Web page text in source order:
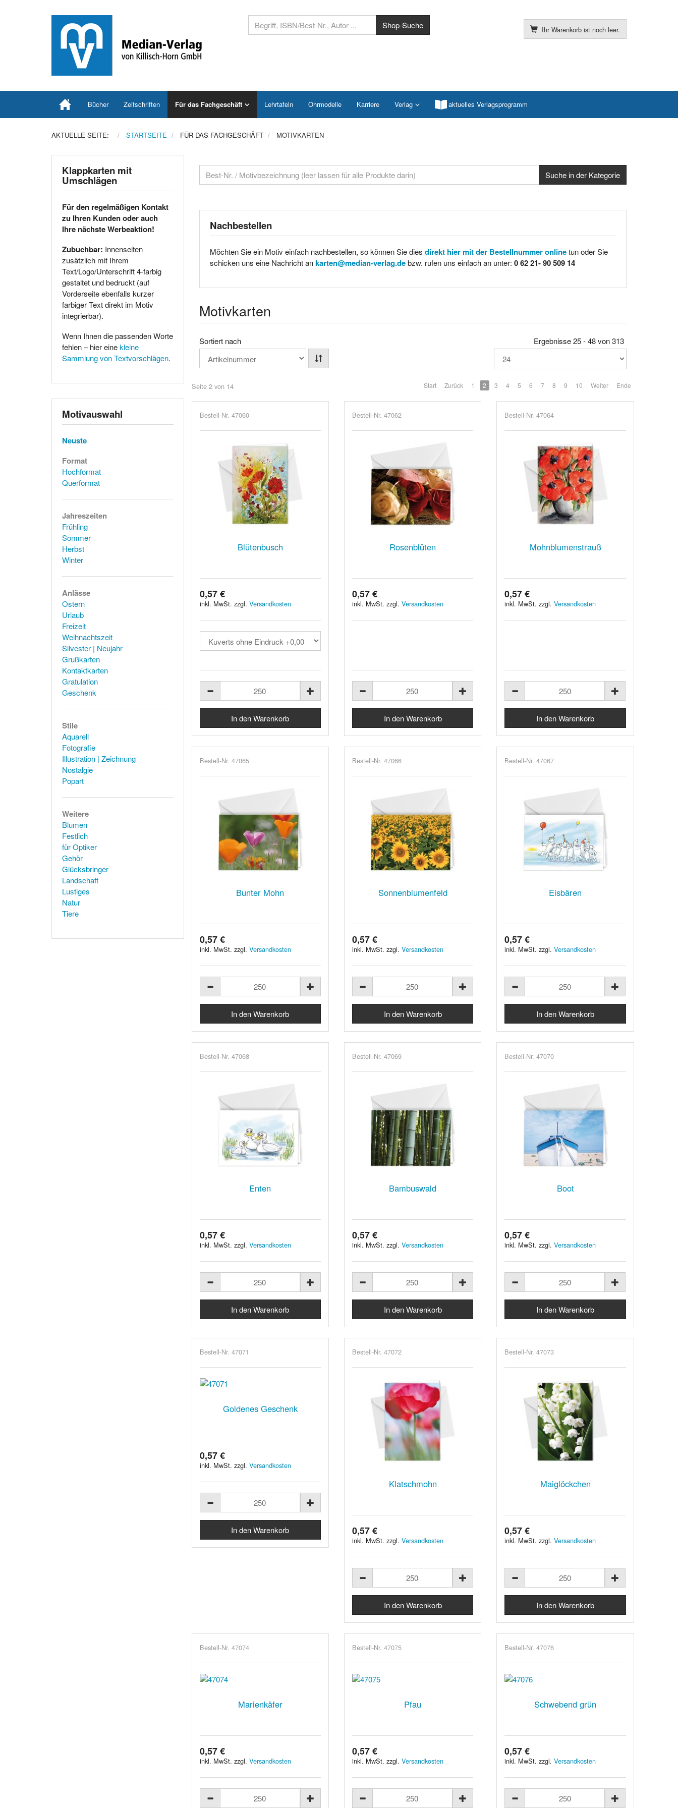
Ihr Warenkorb ist noch leer.
Bücher Zeitschriften Für das Fachgeschäft Lehrtafeln Ohrmodelle Karriere Verlag aktuelles Verlagsprogramm
AKTUELLE SEITE: STARTSEITE FÜR DAS FACHGESCHÄFT MOTIVKARTEN
Nachbestellen
Möchten Sie ein Motiv einfach nachbestellen, so können Sie dies direkt hier mit der Bestellnummer onlinetun oder Sie
schicken uns eine Nachricht ankarten@median-verlag.de bzw. rufen uns einfach an unter: 0 62 21- 90 509 14
Motivkarten
Sortiert nach Ergebnisse 25 - 48 von 313
Seite 2 von 14 Start Zurück 1 2 3 4 5 6 7 8 9 10 Weiter Ende
Bestell-Nr. 47060
Blütenbusch
0,57 €
inkl. MwSt. zzgl. Versandkosten
Bestell-Nr. 47062
Rosenblüten
0,57 €
inkl. MwSt. zzgl. Versandkosten
Bestell-Nr. 47064
Mohnblumenstrauß
0,57 €
inkl. MwSt. zzgl.Versandkosten
Bestell-Nr. 47065
Bunter Mohn
0,57 €
inkl. MwSt. zzgl. Versandkosten
Bestell-Nr. 47066
Sonnenblumenfeld
0,57 €
inkl. MwSt. zzgl. Versandkosten
Bestell-Nr. 47067
Eisbären
0,57 €
inkl. MwSt. zzgl.Versandkosten
Bestell-Nr. 47068
Enten
0,57 €
inkl. MwSt. zzgl. Versandkosten
Bestell-Nr. 47069
Bambuswald
0,57 €
inkl. MwSt. zzgl. Versandkosten
Bestell-Nr. 47070
Boot
0,57 €
inkl. MwSt. zzgl.Versandkosten
Bestell-Nr. 47071
Goldenes Geschenk
0,57 €
inkl. MwSt. zzgl. Versandkosten
Bestell-Nr. 47072
Klatschmohn
0,57 €
inkl. MwSt. zzgl. Versandkosten
Bestell-Nr. 47073
Maiglöckchen
0,57 €
inkl. MwSt. zzgl.Versandkosten
Bestell-Nr. 47074
Marienkäfer
0,57 €
inkl. MwSt. zzgl. Versandkosten
Bestell-Nr. 47075
Pfau
0,57 €
inkl. MwSt. zzgl. Versandkosten
Bestell-Nr. 47076
Schwebend grün
0,57 €
inkl. MwSt. zzgl.Versandkosten
Klappkarten mit
Umschlägen
Für den regelmäßigen Kontakt
zu Ihren Kunden oder auch
Ihre nächste Werbeaktion!
Zubuchbar: Innenseiten
zusätzlich mit Ihrem
Text/Logo/Unterschrift 4-farbig
gestaltet und bedruckt (auf
Vorderseite ebenfalls kurzer
farbiger Text direkt im Motiv
integrierbar).
Wenn Ihnen die passenden Worte
fehlen – hier einekleine
Sammlung von Textvorschlägen.
Motivauswahl
Neuste
Format
Hochformat
Querformat
Jahreszeiten
Frühling
Sommer
Herbst
Winter
Anlässe
Ostern
Urlaub
Freizeit
Weihnachtszeit
Silvester | Neujahr
Grußkarten
Kontaktkarten
Gratulation
Geschenk
Stile
Aquarell
Fotografie
Illustration | Zeichnung
Nostalgie
Popart
Weitere
Blumen
Festlich
für Optiker
Gehör
Glücksbringer
Landschaft
Lustiges
Natur
Tiere